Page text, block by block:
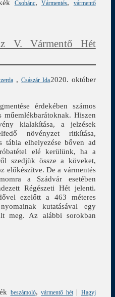
Csobánc,Vármentés,
vármentő
V. Vármentő Hét
,Császár Ida2020. október
érdekében számos
Hiszen
kialakítása, a jelzések
növényzet ritkítása,
tábla elhelyezése bőven ad
elé kerülünk, ha a
szedjük össze a köveket,
előkészítve. De a vármentés
a Szádvár esetében
Régészeti Hét jelenti.
ezelőtt a 463 méteres
kutatásával egy
meg. Az alábbi sorokban
beszámoló,vármentő hét|
Hagyj